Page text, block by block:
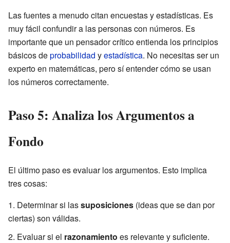
Las fuentes a menudo citan encuestas y estadísticas. Es
muy fácil confundir a las personas con números. Es
importante que un pensador crítico entienda los principios
básicos deprobabilidad yestadística. No necesitas ser un
experto en matemáticas, pero sí entender cómo se usan
los números correctamente.
Paso 5: Analiza los Argumentos a
Fondo
El último paso es evaluar los argumentos. Esto implica
tres cosas:
Determinar si lassuposiciones (ideas que se dan por
ciertas) son válidas.
Evaluar si el razonamiento es relevante y suficiente.